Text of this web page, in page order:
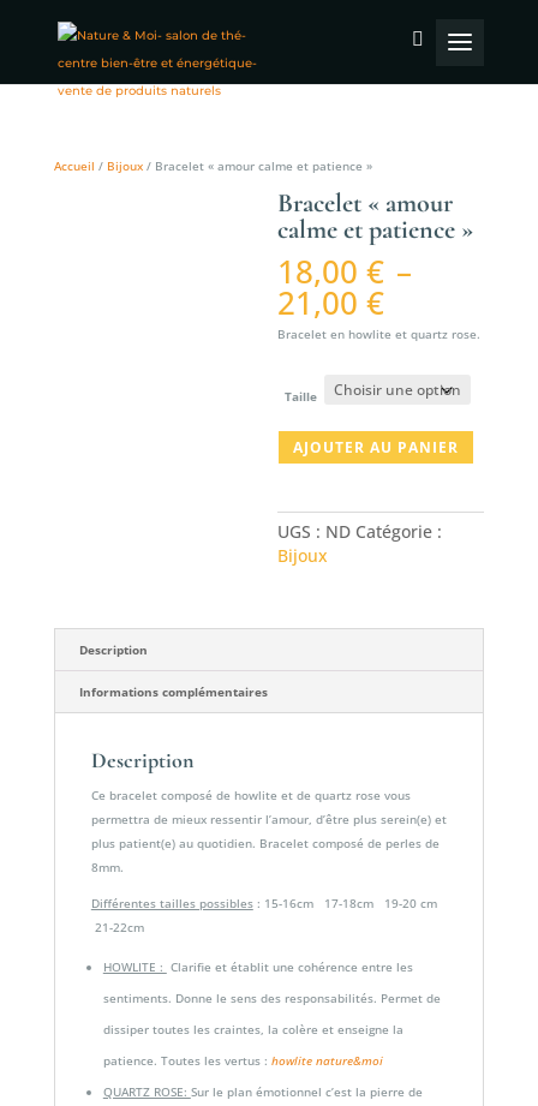
Accueil / Bijoux/ Bracelet « amour calme et patience »
Bracelet « amour
calme et patience »
18,00€ –
21,00€Plage
de
prix :
18,00 €
à
21,00 €
Bracelet en howlite et quartz rose.
Taille
quantité
de
"amour
calme
et
AJOUTER AU PANIER
UGS : ND Catégorie :
Bijoux
Description
Informations complémentaires
Description
Ce bracelet composé de howlite et de quartz rose vous
permettra de mieux ressentir l’amour, d’être plus serein(e) et
plus patient(e) au quotidien. Bracelet composé de perles de
8mm.
Différentes tailles possibles: 15-16cm 17-18cm 19-20 cm
21-22cm
HOWLITE : Clarifie et établit une cohérence entre les
sentiments. Donne le sens des responsabilités. Permet de
dissiper toutes les craintes, la colère et enseigne la
patience. Toutes les vertus : howlite nature&moi
QUARTZ ROSE: Sur le plan émotionnel c’est la pierre de